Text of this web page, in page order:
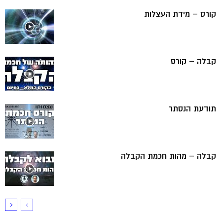
קורס – מידת העצלות
קבלה – קורס
תודעת הנסתר
קבלה – מהות חכמת הקבלה